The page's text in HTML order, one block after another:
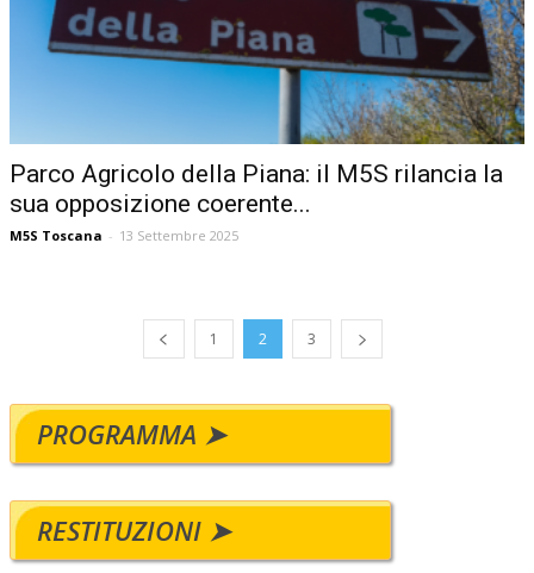
Parco Agricolo della Piana: il M5S rilancia la
sua opposizione coerente...
M5S Toscana - 13 Settembre 2025
1 2 3
PROGRAMMA ➤
RESTITUZIONI ➤